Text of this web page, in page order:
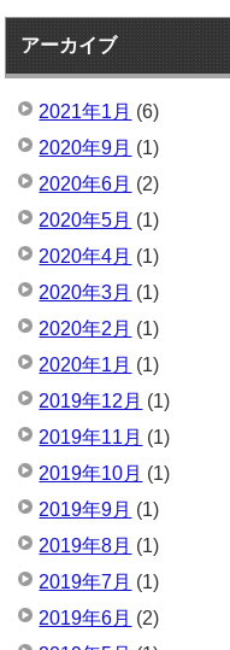
アーカイブ
2021年1月 (6)
2020年9月 (1)
2020年6月 (2)
2020年5月 (1)
2020年4月 (1)
2020年3月 (1)
2020年2月 (1)
2020年1月 (1)
2019年12月 (1)
2019年11月 (1)
2019年10月 (1)
2019年9月 (1)
2019年8月 (1)
2019年7月 (1)
2019年6月 (2)